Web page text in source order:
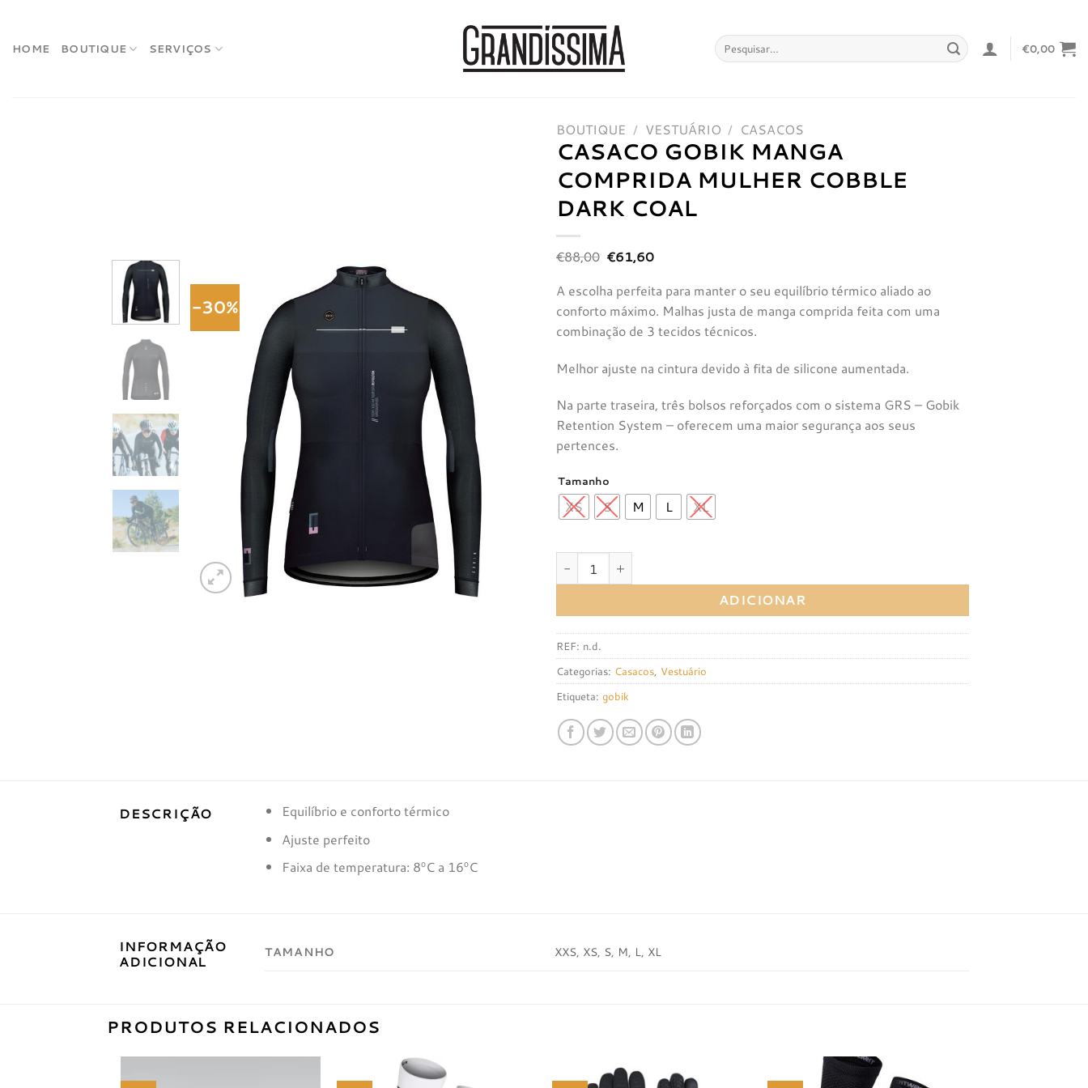
content
HOME BOUTIQUE SERVIÇOS
Pesquisar
por:
€0,00
-30%
BOUTIQUE / VESTUÁRIO / CASACOS
CASACO GOBIK MANGA
COMPRIDA MULHER COBBLE
DARK COAL
€88,00 O
preço
era:
€88,00.
€61,60O
é:
€61,60.
A escolha perfeita para manter o seu equilíbrio térmico aliado ao
conforto máximo. Malhas justa de manga comprida feita com uma
combinação de 3 tecidos técnicos.
Melhor ajuste na cintura devido à fita de silicone aumentada.
Na parte traseira, três bolsos reforçados com o sistema GRS – Gobik
Retention System – oferecem uma maior segurança aos seus
pertences.
Tamanho
XS S M L XL
ADICIONAR
REF: n.d.
Categorias: Casacos, Vestuário
Etiqueta: gobik
DESCRIÇÃO
Equilíbrio e conforto térmico
Ajuste perfeito
Faixa de temperatura: 8ºC a 16ºC
INFORMAÇÃO
ADICIONAL
TAMANHO XXS, XS, S, M, L, XL
PRODUTOS RELACIONADOS